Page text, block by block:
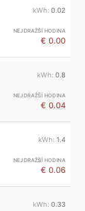
0.02
€ 0.00
0.8
€ 0.04
1.4
€ 0.06
0.33